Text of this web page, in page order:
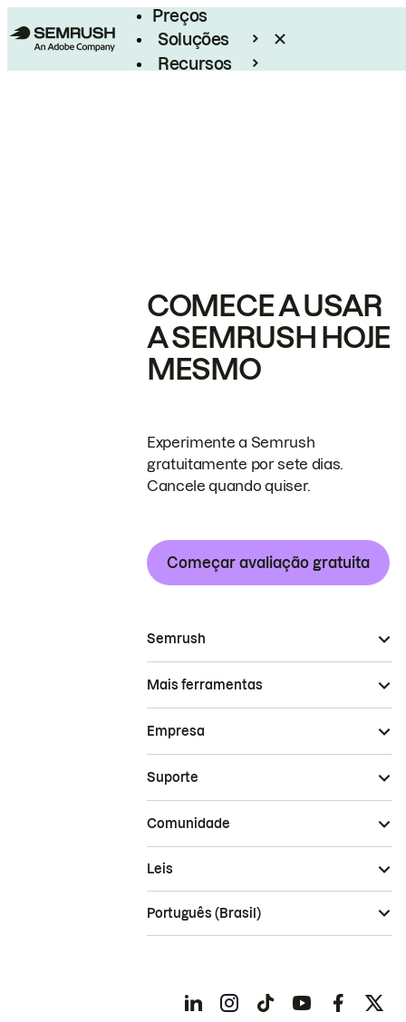
Preços
Soluções
Recursos
COMECE A USAR
A SEMRUSH HOJE
MESMO
Experimente a Semrush
gratuitamente por sete dias.
Cancele quando quiser.
Começar avaliação gratuita
Semrush
Mais ferramentas
Empresa
Suporte
Comunidade
Leis
Português (Brasil)